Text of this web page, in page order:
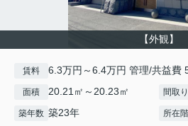
【外観】
賃料 6.3万円～6.4万円 管理/共益費
面積 20.21㎡～20.23㎡ 間取り
築年数 築23年 所在階